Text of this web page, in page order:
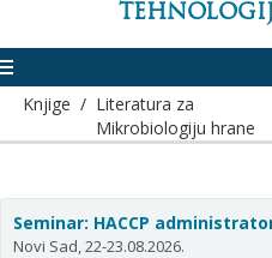
Knjige / Literatura za
Mikrobiologiju hrane
Seminar: HACCP
Novi Sad, 22-23.08.2026.